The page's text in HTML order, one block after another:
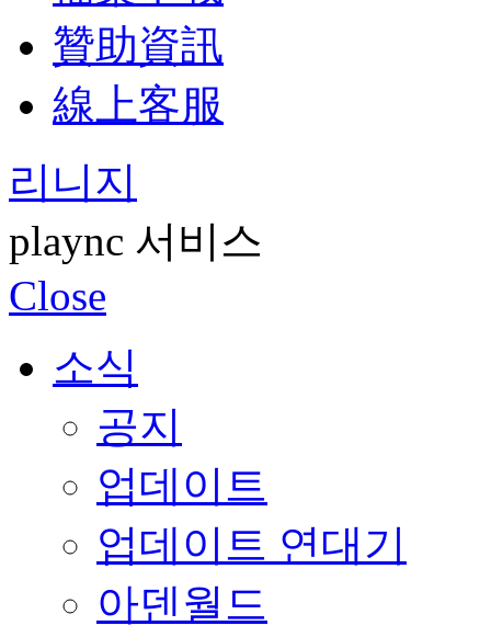
贊助資訊
線上客服
리니지
plaync 서비스
Close
소식
공지
업데이트
업데이트 연대기
아덴월드